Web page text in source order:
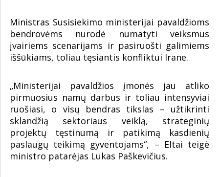
Ministras Susisiekimo ministerijai pavaldžioms
bendrovėms nurodė numatyti veiksmus
įvairiems scenarijams ir pasiruošti galimiems
iššūkiams, toliau tęsiantis konfliktui Irane.
„Ministerijai pavaldžios įmonės jau atliko
pirmuosius namų darbus ir toliau intensyviai
ruošiasi, o visų bendras tikslas – užtikrinti
sklandžią sektoriaus veiklą, strateginių
projektų tęstinumą ir patikimą kasdienių
paslaugų teikimą gyventojams“, – Eltai teigė
ministro patarėjas Lukas Paškevičius.